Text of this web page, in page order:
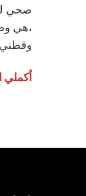
صحي
،هي
أكملي